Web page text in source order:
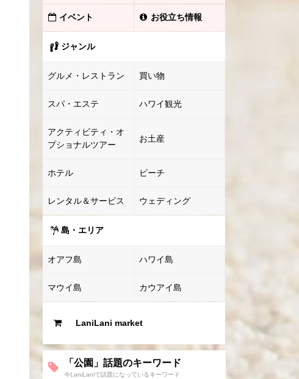
イベント お役立ち情報
ジャンル
グルメ・レストラン 買い物
スパ・エステ ハワイ観光
アクティビティ・オ
プショナルツアー
お土産
ホテル ビーチ
レンタル＆サービス ウェディング
島・エリア
オアフ島 ハワイ島
マウイ島 カウアイ島
LaniLani market
「公園」話題のキーワード
今LaniLaniで話題になっているキーワード